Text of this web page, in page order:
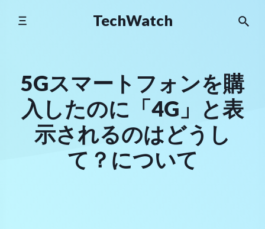
TechWatch
5Gスマートフォンを購
入したのに「4G」と表
示されるのはどうし
て？について